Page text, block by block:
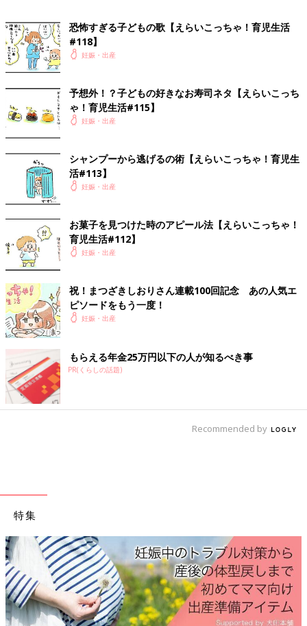
最終的には叫ぶ力も尽き、さらなる進化を遂げるのでした。
私の最終形態やいかに…！？
次回へ続きます。
ではでは！また
あ"あ"あ"お"お"お"お"オ"オ"オ"ォ"ォ"ォ"ォ"！！！！
【まつざきしおり】
瀬戸内海の小さな島、直島に移住。
現在は漫画を描きながら、５才の娘みーたんを子育て中。
インスタグラムにて、そんな娘とのゆるい日々を漫画で公開中。
◆島暮らし漫画ブログ
「なおしまぐらし＝瀬戸内海のちいさな島移住まんが＝」
◆趣味に走りまくった、オツなものを紹介する漫画ブログ
「レトロのしおり」
◆コミックエッセイ
「直島古民家シェア暮らし」(KADOKAWA)
「3才児みーたんは容赦しない」(KADOKAWA）
発売中♪
陣痛ファイナルラウン
恐怖すぎる子どもの歌【えらいこっちゃ！育児生活
#118】
妊娠・出産
予想外！？子どもの好きなお寿司ネタ【えらいこっち
ゃ！育児生活#115】
妊娠・出産
シャンプーから逃げるの術【えらいこっちゃ！育児生
活#113】
妊娠・出産
お菓子を見つけた時のアピール法【えらいこっちゃ！
育児生活#112】
妊娠・出産
祝！まつざきしおりさん連載100回記念 あの人気エ
ピソードをもう一度！
妊娠・出産
もらえる年金25万円以下の人が知るべき事
PR(くらしの話題)
Recommended by
特集